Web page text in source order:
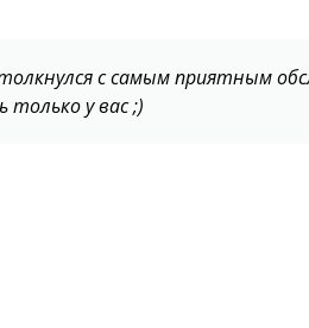
с самым приятным
только у вас ;)